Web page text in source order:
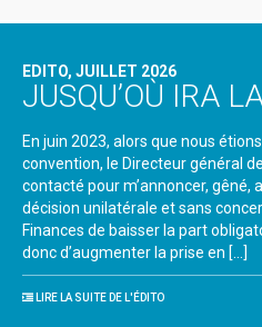
EDITO, JUILLET 2026
JUSQU’OÙ IRA
En juin 2023, alors que nous
convention, le Directeur général
contacté pour m’annoncer, gêné,
décision unilatérale et sans
Finances de baisser la part
donc d’augmenter la prise en […]
LIRE LA SUITE DE L'ÉDITO